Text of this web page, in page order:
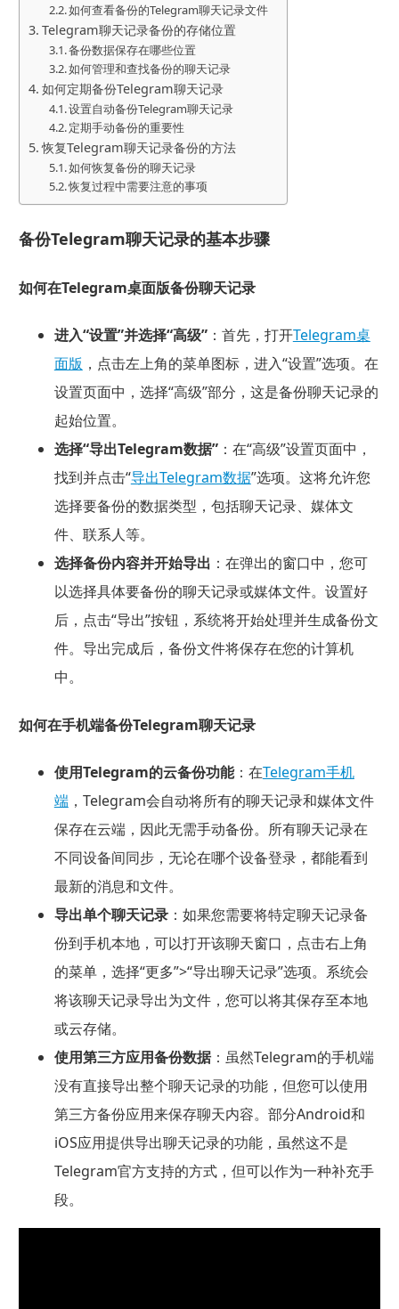
如何查看备份的Telegram聊天记录文件
Telegram聊天记录备份的存储位置
备份数据保存在哪些位置
如何管理和查找备份的聊天记录
如何定期备份Telegram聊天记录
设置自动备份Telegram聊天记录
定期手动备份的重要性
恢复Telegram聊天记录备份的方法
如何恢复备份的聊天记录
恢复过程中需要注意的事项
备份Telegram聊天记录的基本步骤
如何在Telegram桌面版备份聊天记录
进入“设置”并选择“高级”：首先，打开Telegram桌
面版 ，点击左上角的菜单图标，进入“设置”选项。在
设置页面中，选择“高级”部分，这是备份聊天记录的
起始位置。
选择“导出Telegram数据”：在“高级”设置页面中，
找到并点击“导出Telegram数据”选项。这将允许您
选择要备份的数据类型，包括聊天记录、媒体文
件、联系人等。
选择备份内容并开始导出 ：在弹出的窗口中，您可
以选择具体要备份的聊天记录或媒体文件。设置好
后，点击“导出”按钮，系统将开始处理并生成备份文
件。导出完成后，备份文件将保存在您的计算机
中。
如何在手机端备份Telegram聊天记录
使用Telegram的云备份功能：在Telegram手机
端，Telegram会自动将所有的聊天记录和媒体文件
保存在云端，因此无需手动备份。所有聊天记录在
不同设备间同步，无论在哪个设备登录，都能看到
最新的消息和文件。
导出单个聊天记录：如果您需要将特定聊天记录备
份到手机本地，可以打开该聊天窗口，点击右上角
的菜单，选择“更多”>“导出聊天记录”选项。系统会
将该聊天记录导出为文件，您可以将其保存至本地
或云存储。
使用第三方应用备份数据：虽然Telegram的手机端
没有直接导出整个聊天记录的功能，但您可以使用
第三方备份应用来保存聊天内容。部分Android和
iOS应用提供导出聊天记录的功能，虽然这不是
Telegram官方支持的方式，但可以作为一种补充手
段。